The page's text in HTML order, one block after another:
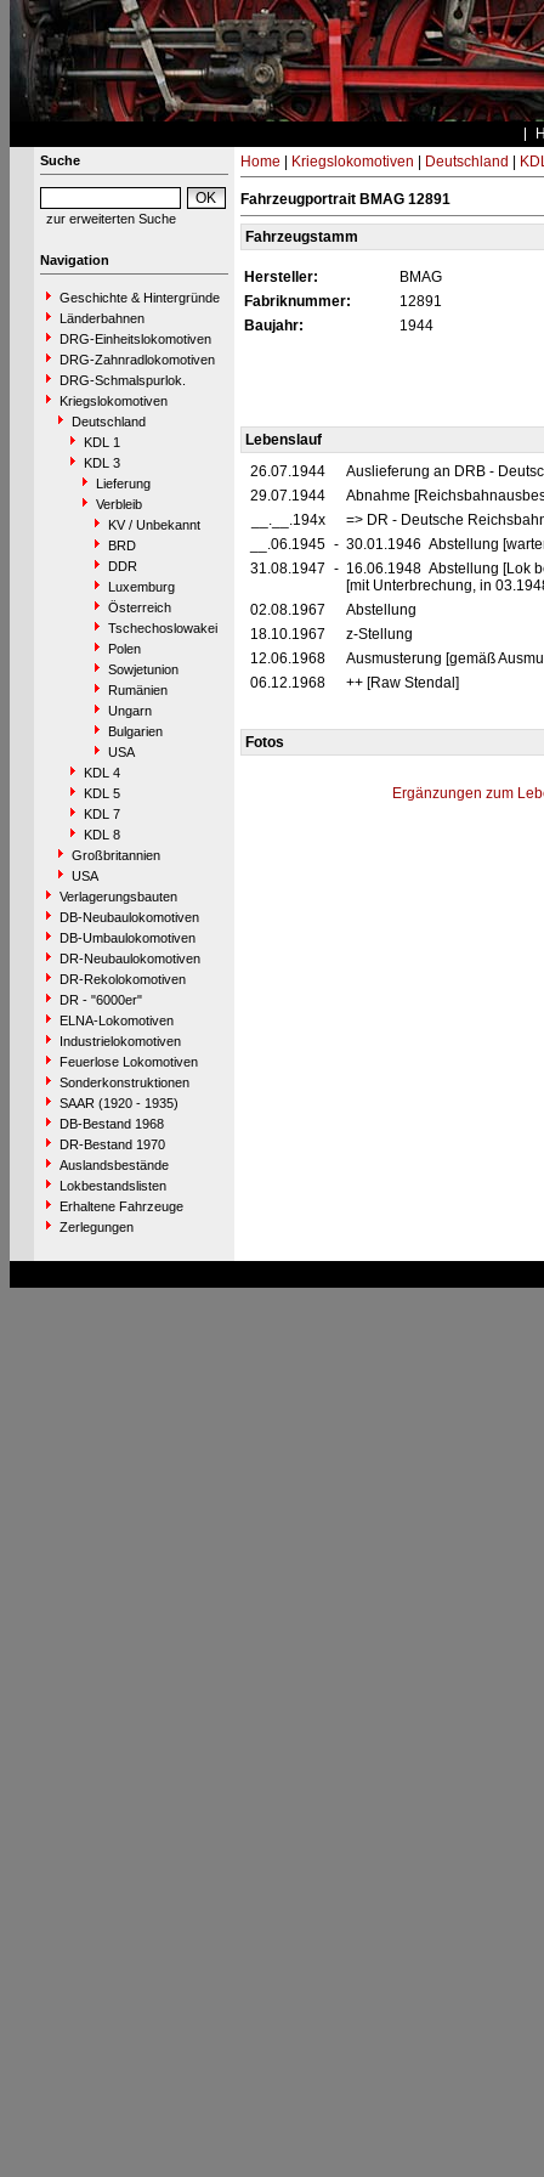
Suche
zur erweiterten Suche
Navigation
Geschichte & Hintergründe
Länderbahnen
DRG-Einheitslokomotiven
DRG-Zahnradlokomotiven
DRG-Schmalspurlok.
Kriegslokomotiven
Deutschland
KDL 1
KDL 3
Lieferung
Verbleib
KV / Unbekannt
BRD
DDR
Luxemburg
Österreich
Tschechoslowakei
Polen
Sowjetunion
Rumänien
Ungarn
Bulgarien
USA
KDL 4
KDL 5
KDL 7
KDL 8
Großbritannien
USA
Verlagerungsbauten
DB-Neubaulokomotiven
DB-Umbaulokomotiven
DR-Neubaulokomotiven
DR-Rekolokomotiven
DR - "6000er"
ELNA-Lokomotiven
Industrielokomotiven
Feuerlose Lokomotiven
Sonderkonstruktionen
SAAR (1920 - 1935)
DB-Bestand 1968
DR-Bestand 1970
Auslandsbestände
Lokbestandslisten
Erhaltene Fahrzeuge
Zerlegungen
Home Kriegslokomotiven Deutschland
Fahrzeugportrait BMAG 12891
Fahrzeugstamm
Hersteller:
BMAG
Fabriknummer:
12891
Baujahr:
1944
Lebenslauf
26.07.1944
Auslieferung an DRB -
29.07.1944
Abnahme
__.__.194x
=> DR - Deutsche
__.06.1945 - 30.01.1946 Abstellung
31.08.1947 - 16.06.1948 Abstellung [Lok
[mit Unterbrechung, in
02.08.1967
Abstellung
18.10.1967
z-Stellung
12.06.1968
Ausmusterung [gemäß
06.12.1968
++ [Raw Stendal]
Fotos
Ergänzungen zum